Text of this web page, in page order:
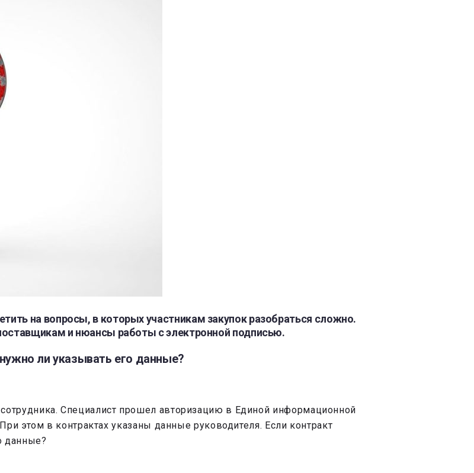
на вопросы, в которых участникам закупок разобраться сложно.
и нюансы работы с электронной подписью.
ли указывать его данные?
Специалист прошел авторизацию в Единой информационной
этом в контрактах указаны данные руководителя. Если контракт
данные?